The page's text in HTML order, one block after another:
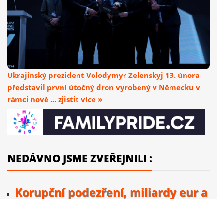
Ukrajinský prezident Volodymyr Zelenskyj 13. února
představil první útočný dron vyrobený v Německu v
rámci nově ... zjistit více »
NEDÁVNO JSME ZVEŘEJNILI :
Korupční podezření, miliardy eur a